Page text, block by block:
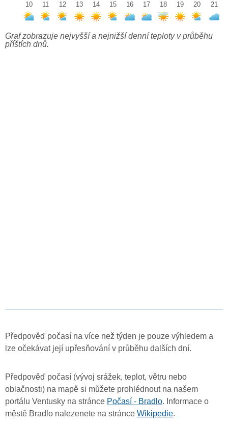
10
11
12
13
14
15
16
17
18
19
20
21
Graf zobrazuje nejvyšší a nejnižší denní teploty v průběhu
příštích dnů.
Předpověď počasí na více než týden je pouze výhledem a
lze očekávat její upřesňování v průběhu dalších dní.
Předpověď počasí (vývoj srážek, teplot, větru nebo
oblačnosti) na mapě si můžete prohlédnout na našem
portálu Ventusky na stránce Počasí - Bradlo. Informace o
městě Bradlo nalezenete na stránce Wikipedie.